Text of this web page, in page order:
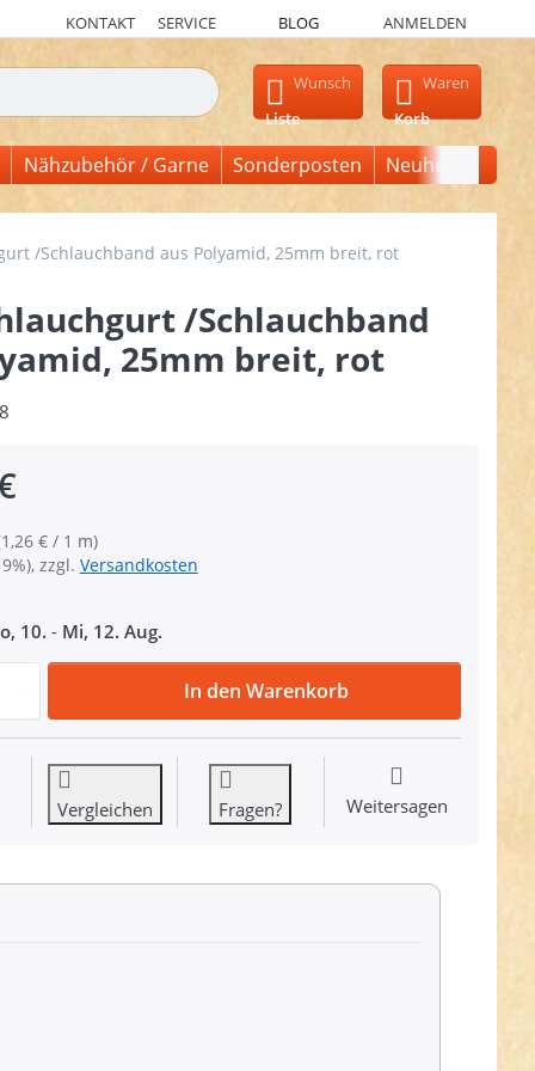
KONTAKT SERVICE BLOG ANMELDEN
erscheinen automatisch erste Ergebnisse. Drücken Sie die
Wunsch
Liste
Waren
Korb
Nähzubehör / Garne Sonderposten Neuheiten
/Schlauchband aus Polyamid, 25mm breit, rot
/Schlauchband
25mm breit, rot
€ / 1 m)
zzgl. Versandkosten
10. - Mi, 12. Aug.
50m Schlauchgurt /Schlauchband aus Polyamid, 25mm
In den Warenkorb
Vergleichen Fragen? Weitersagen